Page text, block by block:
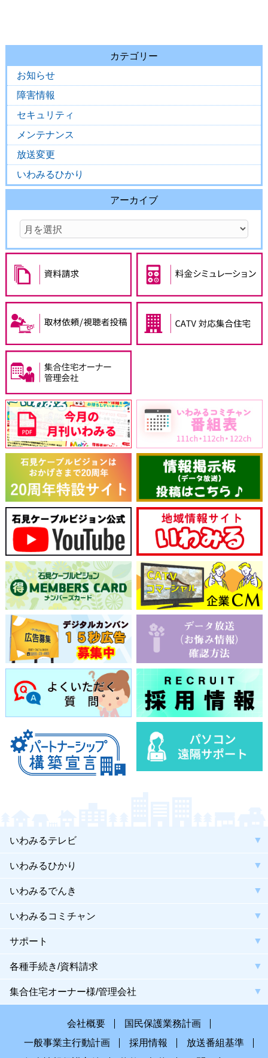
カテゴリー
お知らせ
障害情報
セキュリティ
メンテナンス
放送変更
いわみるひかり
アーカイブ
いわみるテレビ
いわみるひかり
いわみるでんき
いわみるコミチャン
サポート
各種手続き/資料請求
集合住宅オーナー様/管理会社
会社概要
国民保護業務計画
一般事業主行動計画
採用情報
放送番組基準